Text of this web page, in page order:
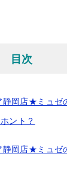
目次
静岡店★ミュゼ
ント？
静岡店★ミュゼ